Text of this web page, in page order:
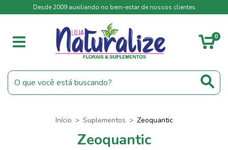
Desde 2009 auxiliando no bem-estar de nossos clientes
0
Início > Suplementos > Zeoquantic
Zeoquantic